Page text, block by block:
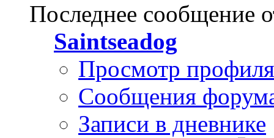
Последнее сообщение
Saintseadog
Просмотр профиля
Сообщения
Записи в дневнике